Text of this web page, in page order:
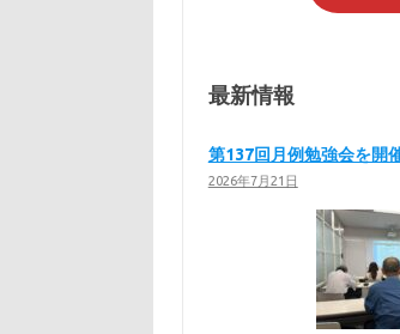
最新情報
第137回月例勉強会を開
2026年7月21日